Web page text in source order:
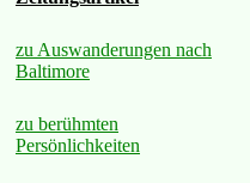
zu Auswanderungen nach
Baltimore
zu berühmten
Persönlichkeiten